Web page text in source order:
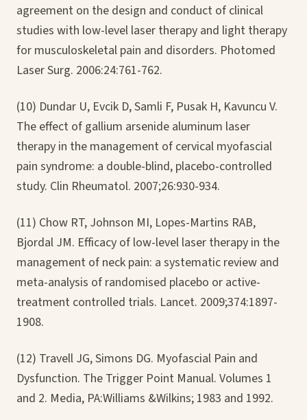
agreement on the design and conduct of clinical
studies with low-level laser therapy and light therapy
for musculoskeletal pain and disorders. Photomed
Laser Surg. 2006:24:761-762.
(10) Dundar U, Evcik D, Samli F, Pusak H, Kavuncu V.
The effect of gallium arsenide aluminum laser
therapy in the management of cervical myofascial
pain syndrome: a double-blind, placebo-controlled
study. Clin Rheumatol. 2007;26:930-934.
(11) Chow RT, Johnson MI, Lopes-Martins RAB,
Bjordal JM. Efficacy of low-level laser therapy in the
management of neck pain: a systematic review and
meta-analysis of randomised placebo or active-
treatment controlled trials. Lancet. 2009;374:1897-
1908.
(12) Travell JG, Simons DG. Myofascial Pain and
Dysfunction. The Trigger Point Manual. Volumes 1
and 2. Media, PA:Williams &Wilkins; 1983 and 1992.